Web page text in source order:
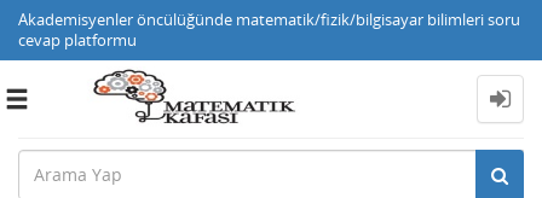
Akademisyenler öncülüğünde matematik/fizik/bilgisayar bilimleri soru
cevap platformu
Toggle